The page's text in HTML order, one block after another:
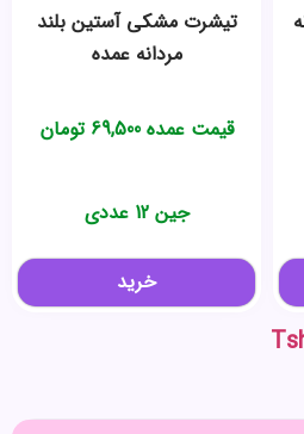
تیشرت مشکی آستین بلند
مردانه عمده
قیمت عمده69,500 تومان
جین 12 عددی
خرید